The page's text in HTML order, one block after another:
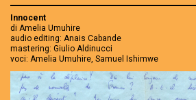
Innocent
di Amelia Umuhire
audio editing: Anais Cabande
mastering: Giulio Aldinucci
voci: Amelia Umuhire, Samuel Ishimwe